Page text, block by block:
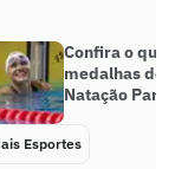
Confira o
medalhas do
Natação
Esportes